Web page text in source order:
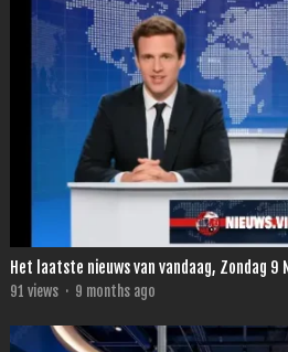
Het laatste nieuws van vandaag, Zondag 9
91 views · 9 months ago